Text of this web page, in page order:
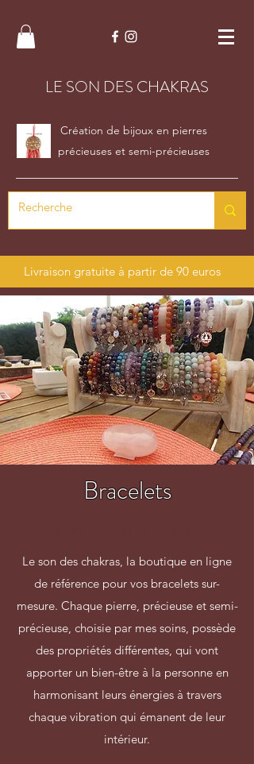
LE SON DES CHAKRAS
Création de bijoux en pierres
précieuses et semi-précieuses
Livraison gratuite à partir de 90 euros
Bracelets
Le son des chakras, la boutique en ligne
de référence pour vos bracelets sur-
mesure. Chaque pierre, précieuse et semi-
précieuse, choisie par mes soins, possède
des propriétés différentes, qui vont
apporter un bien-être à la personne en
harmonisant leurs énergies à travers
chaque vibration qui émanent de leur
intérieur.